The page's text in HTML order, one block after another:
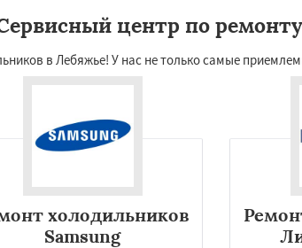
центр по
в Лебяжье! У нас не только самые
холодильников
Samsung